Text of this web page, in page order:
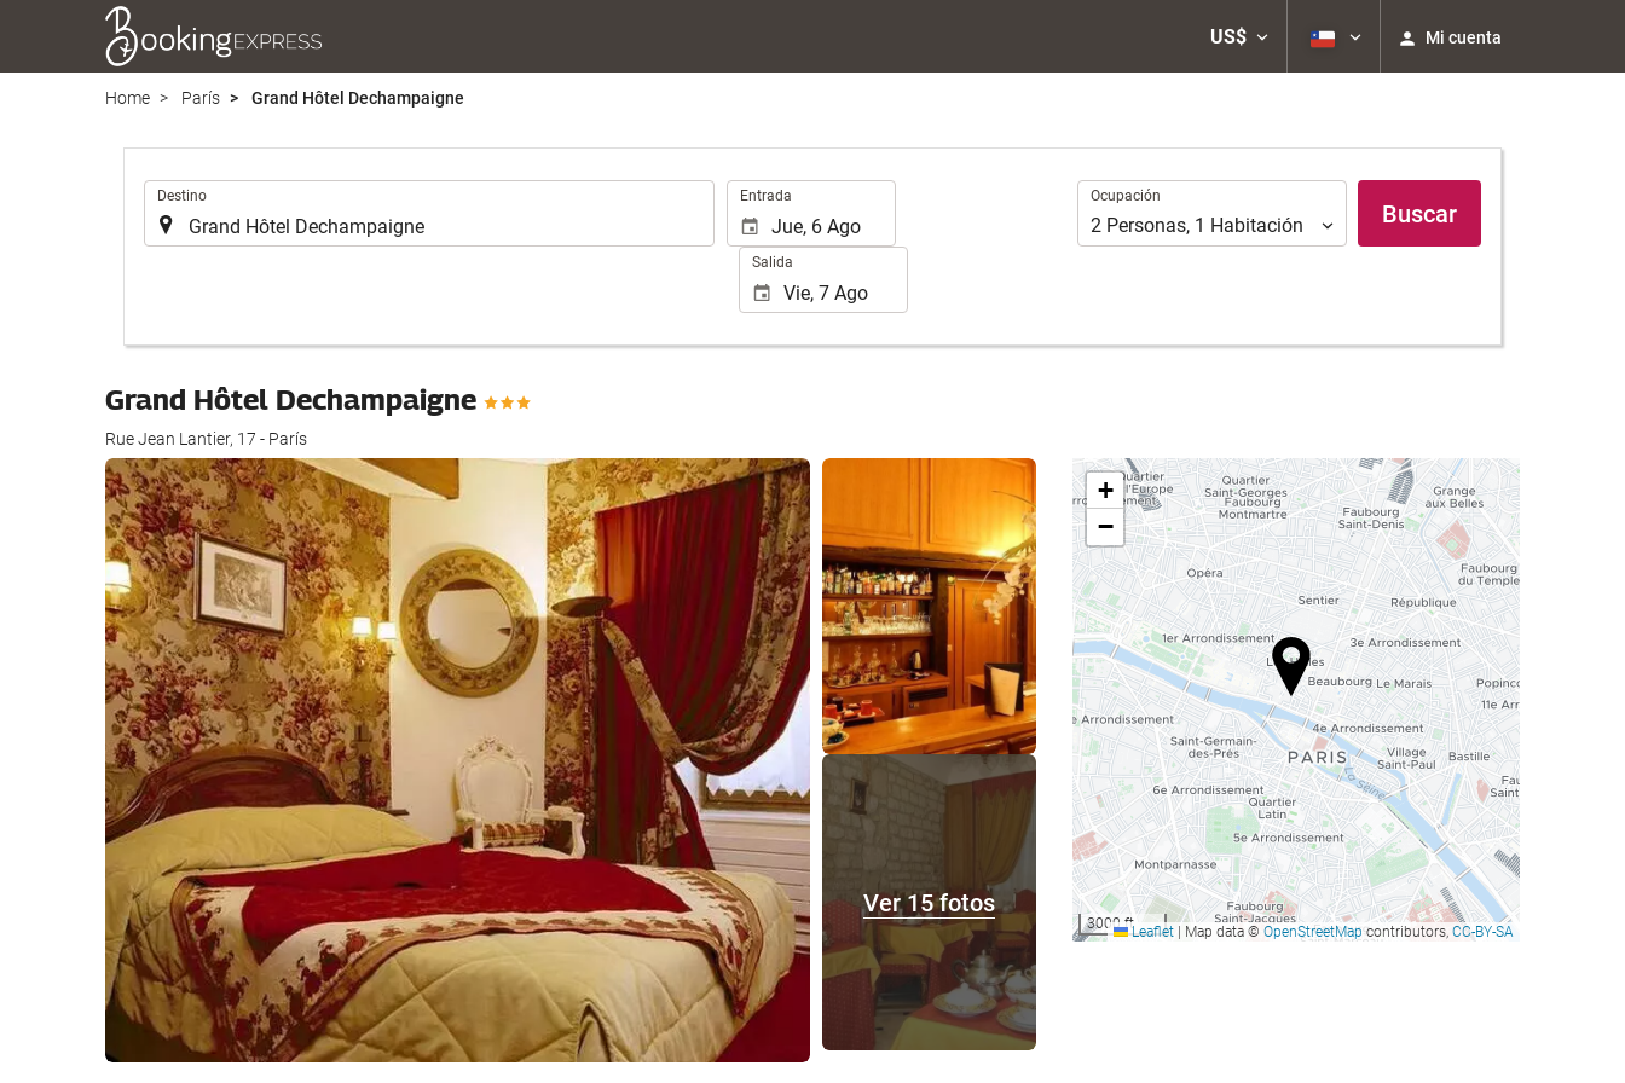
US$ Mi cuenta
Home París Grand Hôtel Dechampaigne
Destino Entrada
Salida
Ocupación
Ocupación
2 Personas, 1 Habitación Buscar
Grand Hôtel Dechampaigne
Rue Jean Lantier, 17 - París
Ver 15 fotos
+
−
3000 ftLeaflet Map data © OpenStreetMapcontributors, CC-BY-SA